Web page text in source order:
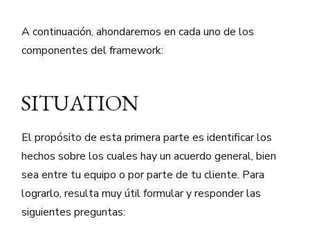
A continuación, ahondaremos en cada uno de los
componentes del framework:
SITUATION
El propósito de esta primera parte es identificar los
hechos sobre los cuales hay un acuerdo general, bien
sea entre tu equipo o por parte de tu cliente. Para
lograrlo, resulta muy útil formular y responder las
siguientes preguntas: